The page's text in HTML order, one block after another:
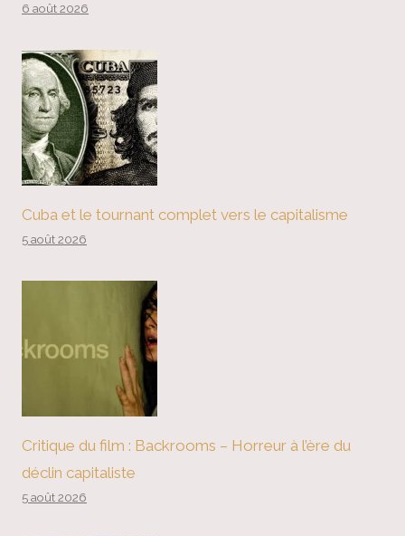
6 août 2026
Cuba et le tournant complet vers le capitalisme
5 août 2026
Critique du film : Backrooms – Horreur à l’ère du
déclin capitaliste
5 août 2026